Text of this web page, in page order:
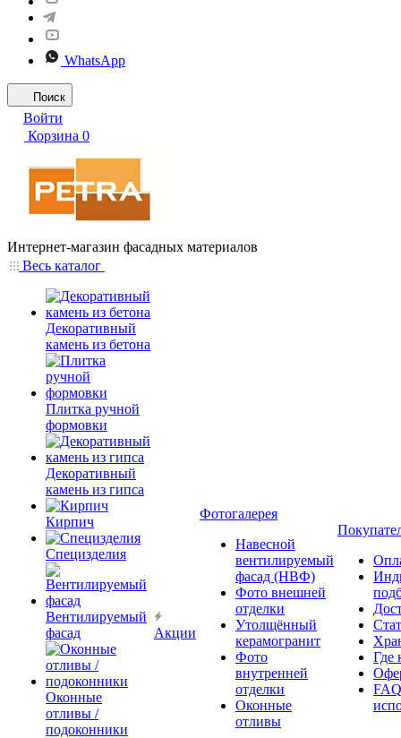
WhatsApp
Поиск
Войти
Корзина 0
Интернет-магазин фасадных материалов
Весь каталог
Декоративный
камень из бетона
Плитка ручной
формовки
Декоративный
камень из гипса
Кирпич
Специзделия
Вентилируемый
фасад
Оконные
отливы /
подоконники
Акции
Фотогалерея
Навесной
вентилируемый
фасад (НВФ)
Фото внешней
отделки
Утолщённый
керамогранит
Фото
внутренней
отделки
Оконные
отливы
Где